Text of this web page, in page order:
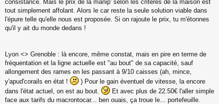
consistance. Mais le prix de la manip' selon les critères de la maison est
tout simplement affolant. Alors le car reste la seule solution viable dans
l'épure telle qu'elle nous est proposée. Si on rajoute le prix, tu m'étonnes
qu'il y ait du monde dedans !
Lyon <> Grenoble : là encore, même constat, mais en pire en terme de
fréquentation et la ligne actuelle est "au bout" de sa capacité, sauf
allongement des rames en les passant à 9/10 caisses (ah, mince,
y'apud'corails en état !
) Pour le gain éventuel de vitesse, la encore
dans l'état actuel, on est au bout.
Et avec plus de 22.50€ l'aller simple
face aux tarifs du macrontocar... ben ouais, ça troue le... portefeuille.